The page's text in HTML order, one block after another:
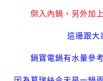
倒入內鍋，另外加
這邊跟大
鍋寶電鍋有水量參